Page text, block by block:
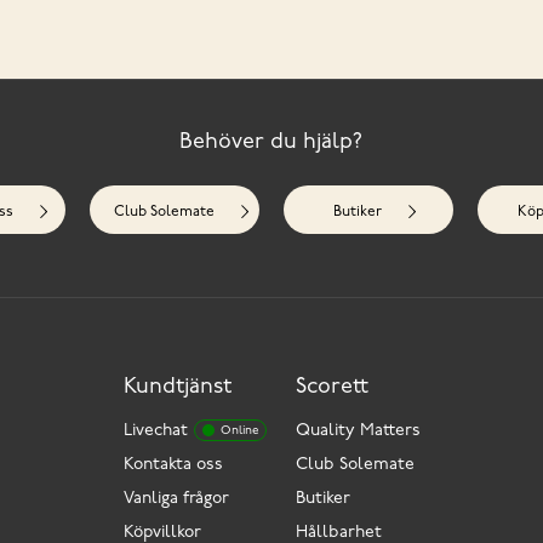
Behöver du hjälp?
Club Solemate Butiker
Kundtjänst
Livechat Online
Kontakta oss
Vanliga frågor
Köpvillkor
Scorett
Quality Matters
Club Solemate
Butiker
Hållbarhet